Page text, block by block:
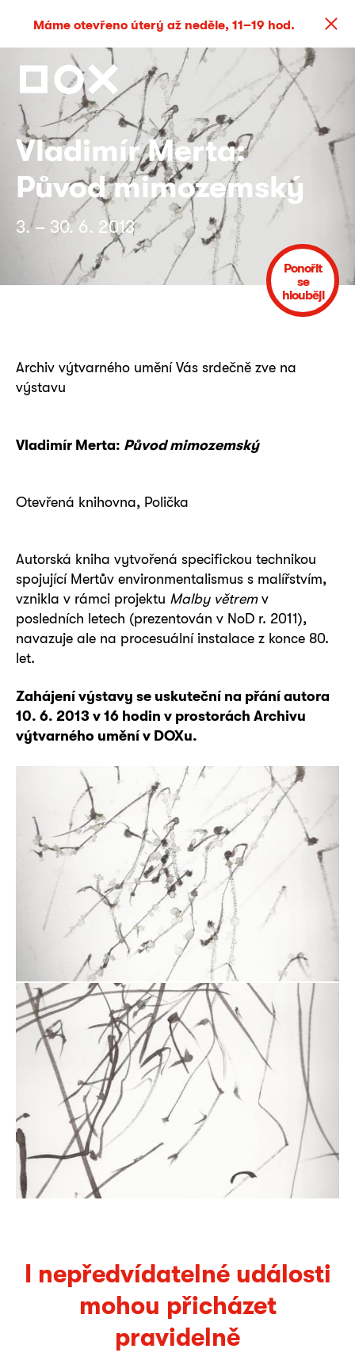
Máme otevřeno úterý až neděle, 11–19 hod.
Vladimír Merta:
Původ mimozemský
3. – 30. 6. 2013
Ponořit
se
hlouběji
Archiv výtvarného umění Vás srdečně zve na
výstavu
Vladimír Merta: Původ mimozemský
Otevřená knihovna, Polička
Autorská kniha vytvořená specifickou technikou
spojující Mertův environmentalismus s malířstvím,
vznikla v rámci projektu Malby větremv
posledních letech (prezentován v NoD r. 2011),
navazuje ale na procesuální instalace z konce 80.
let.
Zahájení výstavy se uskuteční na přání autora
10. 6. 2013 v 16 hodin v prostorách Archivu
výtvarného umění v DOXu.
I nepředvídatelné události
mohou přicházet
pravidelně